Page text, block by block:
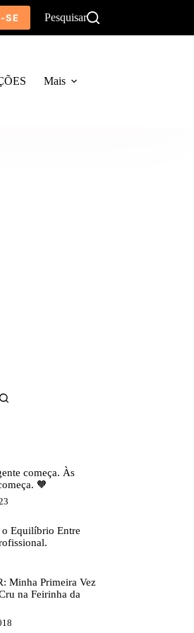
SE Pesquisar
Mais
começa. Às
🧡
Equilíbrio Entre
Minha Primeira Vez
na Feirinha da